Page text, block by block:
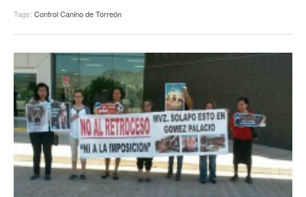
Tags: Control Canino de Torreón